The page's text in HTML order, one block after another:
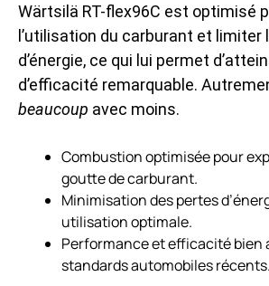
Wärtsilä RT-flex96C est optimisé
l’utilisation du carburant et limiter
d’énergie, ce qui lui permet
d’efficacité remarquable.
beaucoup avec moins.
Combustion optimisée pour
goutte de carburant.
Minimisation des pertes
utilisation optimale.
Performance et efficacité bien
standards automobiles récents.